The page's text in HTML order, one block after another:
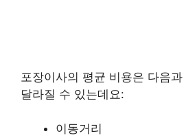
포장이사의 평균 비용은 다음
달라질 수 있는데요:
이동거리